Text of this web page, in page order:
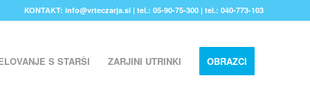
KONTAKT: info@vrteczarja.si | tel.: 05-90-75-300 | tel.: 040-773-103
S STARŠI ZARJINI UTRINKI OBRAZCI